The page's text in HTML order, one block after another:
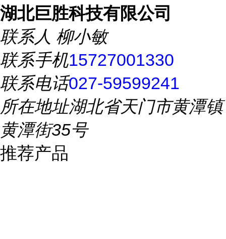
湖北巨胜科技有限公司
联系人 柳小敏
联系手机15727001330
联系电话027-59599241
所在地址湖北省天门市黄潭镇
黄潭街35号
推荐产品